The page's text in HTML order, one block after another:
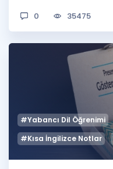
0 35475
#Yabancı Dil Öğrenimi
#Kısa İngilizce Notlar